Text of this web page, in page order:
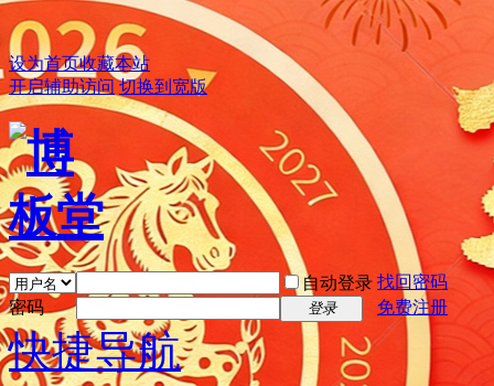
设为首页收藏本站
开启辅助访问 切换到宽版
自动登录 找回密码
密码
登录 免费注册
快捷导航